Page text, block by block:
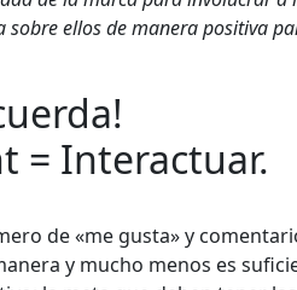
ellos de manera positiva
= Interactuar.
de «me gusta» y
y mucho menos es